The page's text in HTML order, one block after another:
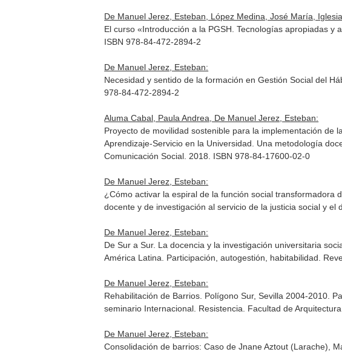
De Manuel Jerez, Esteban, López Medina, José María,
El curso «Introducción a la PGSH. Tecnologías apropiadas y
ISBN 978-84-472-2894-2
De Manuel Jerez, Esteban:
Necesidad y sentido de la formación en Gestión Social del
978-84-472-2894-2
Aluma Cabal, Paula Andrea, De Manuel Jerez, Esteban:
Proyecto de movilidad sostenible para la implementación de
Aprendizaje-Servicio en la Universidad. Una metodología
Comunicación Social. 2018. ISBN 978-84-17600-02-0
De Manuel Jerez, Esteban:
¿Cómo activar la espiral de la función social transformadora
docente y de investigación al servicio de la justicia social y el
De Manuel Jerez, Esteban:
De Sur a Sur. La docencia y la investigación universitaria
América Latina. Participación, autogestión, habitabilidad .
De Manuel Jerez, Esteban:
Rehabilitación de Barrios. Polígono Sur, Sevilla 2004-2010.
seminario Internacional . Resistencia. Facultad de
De Manuel Jerez, Esteban:
Consolidación de barrios: Caso de Jnane Aztout (Larache),